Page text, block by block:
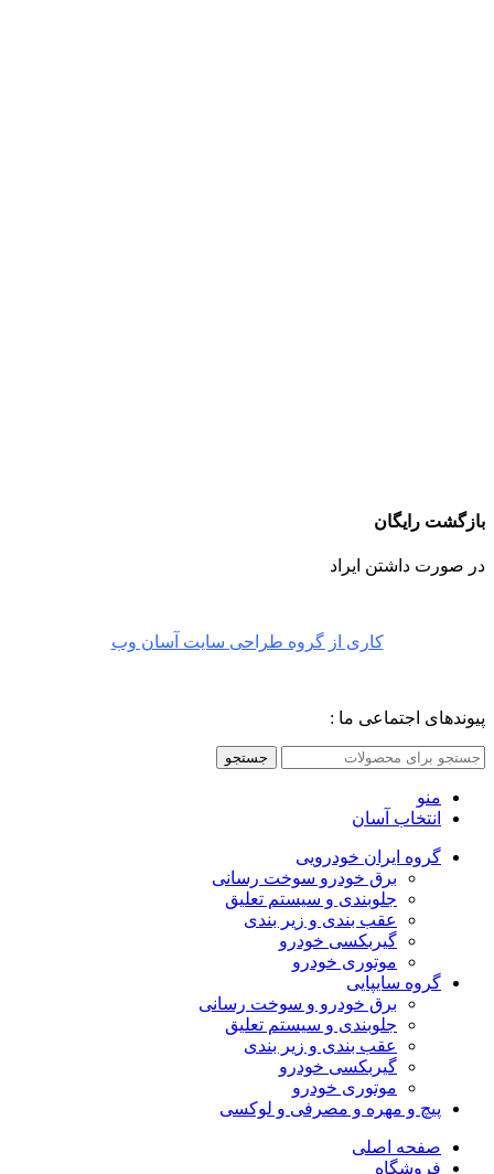
بازگشت رایگان
در صورت داشتن ایراد
کاری از گروه طراحی سایت آسان وب
پیوندهای اجتماعی ما :
جستجو
منو
انتخاب آسان
گروه ایران خودرویی
برق خودرو سوخت رسانی
جلوبندی و سیستم تعلیق
عقب بندی و زیر بندی
گیربکسی خودرو
موتوری خودرو
گروه سایپایی
برق خودرو و سوخت رسانی
جلوبندی و سیستم تعلیق
عقب بندی و زیر بندی
گیربکسی خودرو
موتوری خودرو
پیچ و مهره و مصرفی و لوکسی
صفحه اصلی
فروشگاه